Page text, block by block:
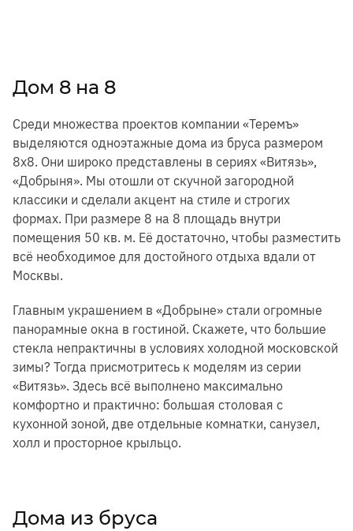
Дом 8 на 8
Среди множества проектов компании «Теремъ»
выделяются одноэтажные дома из бруса размером
8х8. Они широко представлены в сериях «Витязь»,
«Добрыня». Мы отошли от скучной загородной
классики и сделали акцент на стиле и строгих
формах. При размере 8 на 8 площадь внутри
помещения 50 кв. м. Её достаточно, чтобы разместить
всё необходимое для достойного отдыха вдали от
Москвы.
Главным украшением в «Добрыне» стали огромные
панорамные окна в гостиной. Скажете, что большие
стекла непрактичны в условиях холодной московской
зимы? Тогда присмотритесь к моделям из серии
«Витязь». Здесь всё выполнено максимально
комфортно и практично: большая столовая с
кухонной зоной, две отдельные комнатки, санузел,
холл и просторное крыльцо.
Дома из бруса